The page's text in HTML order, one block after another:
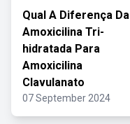
Qual A Diferença Da
Amoxicilina Tri-
hidratada Para
Amoxicilina
Clavulanato
07 September 2024